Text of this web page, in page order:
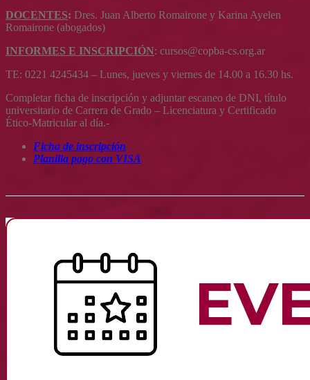
DOCENTES: Dres. Juan Alberto Romairone y Karina Ayelen
Romairone (abogados)
INFORMES E INSCRIPCIÓN: cursos@copba-cs.org.ar
TE: 0221 4245434 – Lunes, jueves y viernes de 14.00 a 16.30 hs.
Completar ficha de inscripción y adjuntar escaneo de DNI, título
universitario de Carrera de Grado – Licenciatura y Certificado
Ético-Matricular al día.-
Ficha de inscripción
Planilla pago con VISA